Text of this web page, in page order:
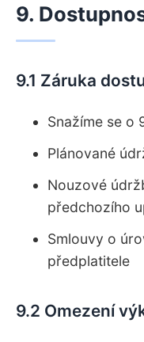
9.
9.1 Záruka
Snažíme se o
Plánované
Nouzové
předchozího
Smlouvy o
předplatitele
9.2 Omezení